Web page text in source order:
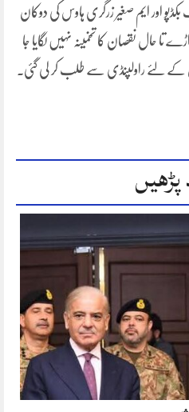
بکڈپو اور ایم صغیر زرگری ہاوس کی دوکان
تا حال نقصان کا تخمینہ نہیں لگایا جا
کے لئے راولپنڈی سے طلب کر لی گئی۔